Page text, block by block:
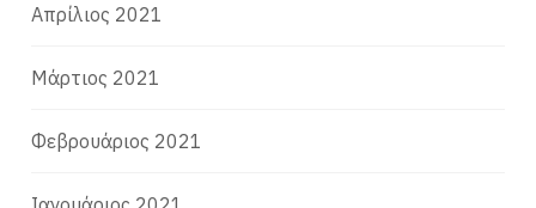
Απρίλιος 2021
Μάρτιος 2021
Φεβρουάριος 2021